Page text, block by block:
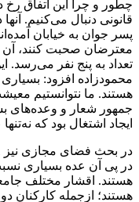
چطور و چرا این اتفاق
قانونی دنبال می‌کنیم.
پسر جوان به خیابان
معترضان صحبت کنند،
تعداد به پنج نفر می‌رسد.
محمودزاده افزود:
هستند. ما نتوانستیم
جمهور شعار و وعده‌های
ایجاد اشتغال بود که
در پی آن عده بسیاری
هستند. اقشار مختلف
هستند؛ ازجمله کارکنان